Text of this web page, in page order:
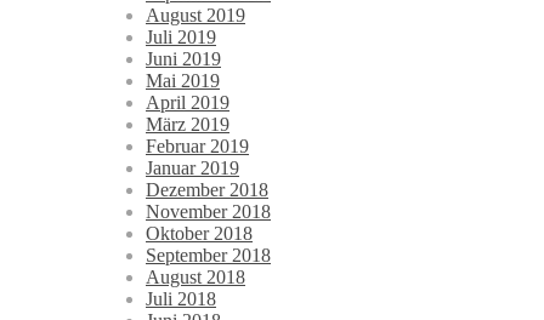
August 2019
Juli 2019
Juni 2019
Mai 2019
April 2019
März 2019
Februar 2019
Januar 2019
Dezember 2018
November 2018
Oktober 2018
September 2018
August 2018
Juli 2018